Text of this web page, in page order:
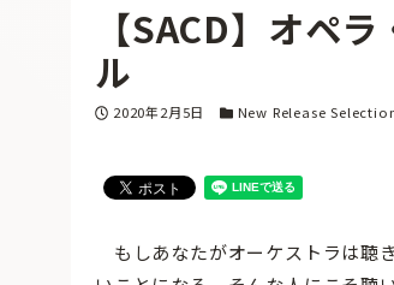
【SACD】オペ
ル
投稿日
2020年2月5日 カテゴリー
New Release
もしあなたがオーケストラは聴